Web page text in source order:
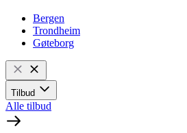
Bergen
Trondheim
Gøteborg
Tilbud
Alle tilbud